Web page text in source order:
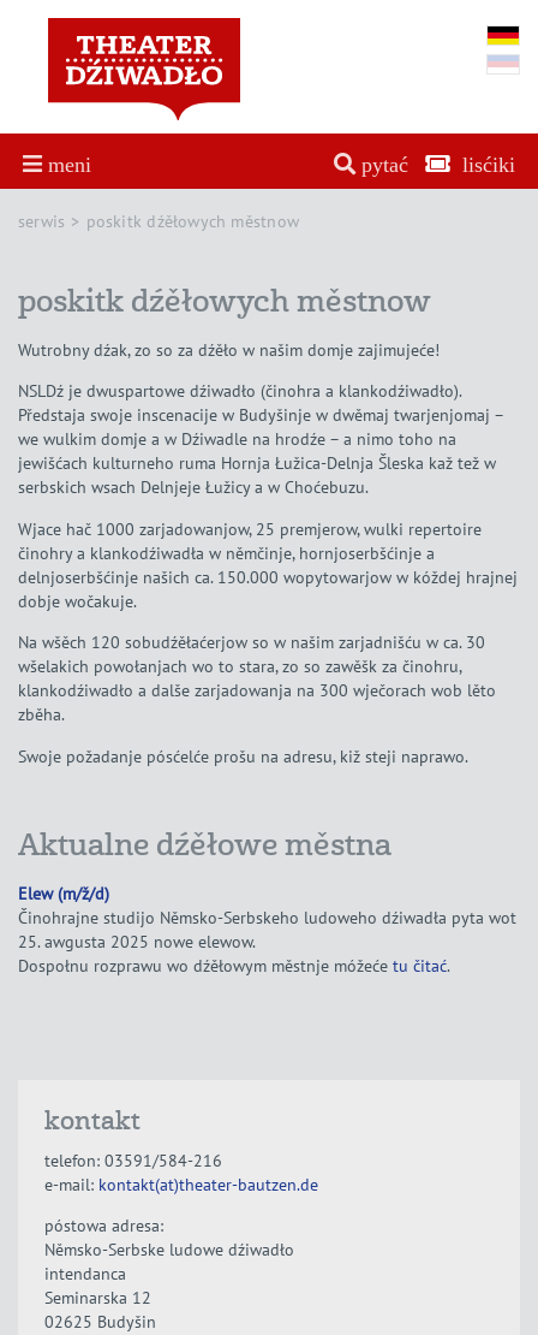
meni pytać lisćiki
serwis poskitk dźěłowych městnow
poskitk dźěłowych městnow
Wutrobny dźak, zo so za dźěło w našim domje zajimujeće!
NSLDź je dwuspartowe dźiwadło (činohra a klankodźiwadło).
Předstaja swoje inscenacije w Budyšinje w dwěmaj twarjenjomaj –
we wulkim domje a w Dźiwadle na hrodźe – a nimo toho na
jewišćach kulturneho ruma Hornja Łužica-Delnja Šleska kaž tež w
serbskich wsach Delnjeje Łužicy a w Choćebuzu.
Wjace hač 1000 zarjadowanjow, 25 premjerow, wulki repertoire
činohry a klankodźiwadła w němčinje, hornjoserbšćinje a
delnjoserbšćinje našich ca. 150.000 wopytowarjow w kóždej hrajnej
dobje wočakuje.
Na wšěch 120 sobudźěłaćerjow so w našim zarjadnišću w ca. 30
wšelakich powołanjach wo to stara, zo so zawěšk za činohru,
klankodźiwadło a dalše zarjadowanja na 300 wječorach wob lěto
zběha.
Swoje požadanje pósćelće prošu na adresu, kiž steji naprawo.
Aktualne dźěłowe městna
Elew (m/ž/d)
Činohrajne studijo Němsko-Serbskeho ludoweho dźiwadła pyta wot
25. awgusta 2025 nowe elewow.
Dospołnu rozprawu wo dźěłowym městnje móžeće tu čitać.
kontakt
telefon: 03591/584-216
e-mail: kontakt(at)theater-bautzen.de
póstowa adresa:
Němsko-Serbske ludowe dźiwadło
intendanca
Seminarska 12
02625 Budyšin